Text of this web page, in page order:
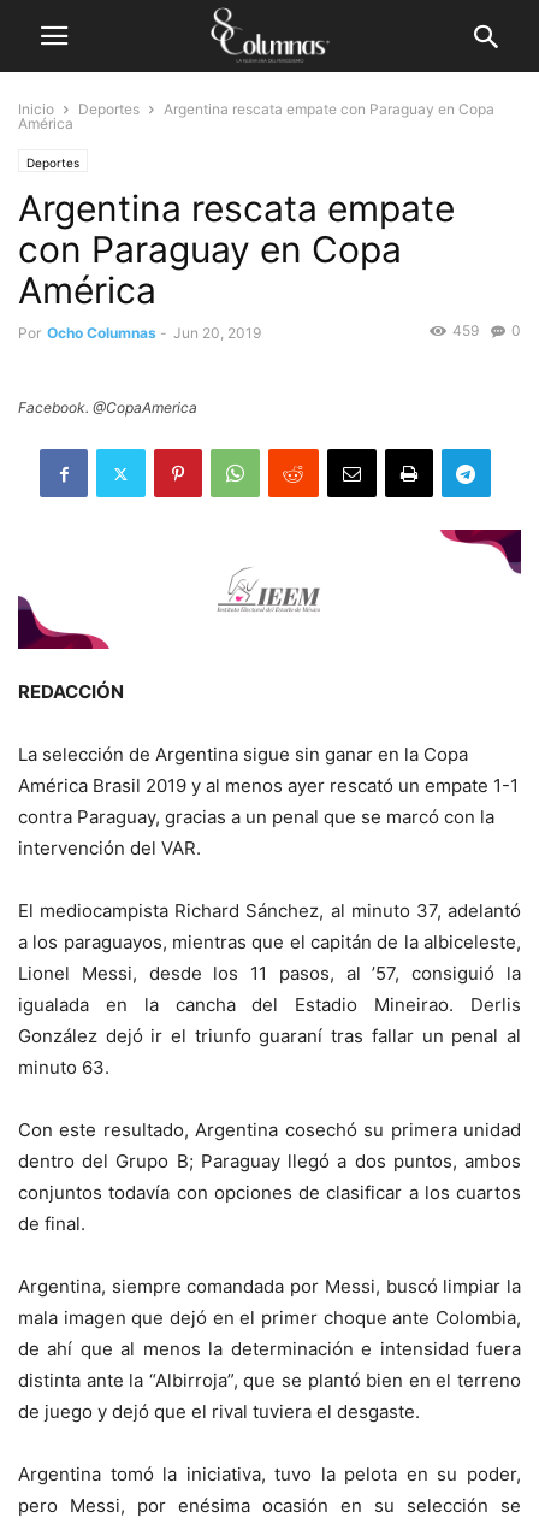
Inicio Deportes
Argentina rescata empate con Paraguay en Copa
América
Deportes
Argentina rescata empate
con Paraguay en Copa
América
Por Ocho Columnas - Jun 20, 2019 0
459
Facebook. @CopaAmerica
REDACCIÓN
La selección de Argentina sigue sin ganar en la Copa
América Brasil 2019 y al menos ayer rescató un empate 1-1
contra Paraguay, gracias a un penal que se marcó con la
intervención del VAR.
El mediocampista Richard Sánchez, al minuto 37, adelantó
a los paraguayos, mientras que el capitán de la albiceleste,
Lionel Messi, desde los 11 pasos, al ’57, consiguió la
igualada en la cancha del Estadio Mineirao. Derlis
González dejó ir el triunfo guaraní tras fallar un penal al
minuto 63.
Con este resultado, Argentina cosechó su primera unidad
dentro del Grupo B; Paraguay llegó a dos puntos, ambos
conjuntos todavía con opciones de clasificar a los cuartos
de final.
Argentina, siempre comandada por Messi, buscó limpiar la
mala imagen que dejó en el primer choque ante Colombia,
de ahí que al menos la determinación e intensidad fuera
distinta ante la “Albirroja”, que se plantó bien en el terreno
de juego y dejó que el rival tuviera el desgaste.
Argentina tomó la iniciativa, tuvo la pelota en su poder,
pero Messi, por enésima ocasión en su selección se